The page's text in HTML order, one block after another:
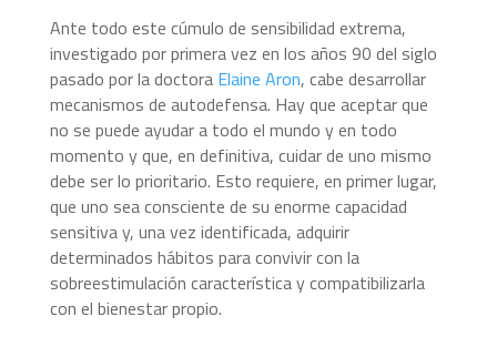
Ante todo este cúmulo de sensibilidad extrema,
investigado por primera vez en los años 90 del siglo
pasado por la doctora Elaine Aron, cabe desarrollar
mecanismos de autodefensa. Hay que aceptar que
no se puede ayudar a todo el mundo y en todo
momento y que, en definitiva, cuidar de uno mismo
debe ser lo prioritario. Esto requiere, en primer lugar,
que uno sea consciente de su enorme capacidad
sensitiva y, una vez identificada, adquirir
determinados hábitos para convivir con la
sobreestimulación característica y compatibilizarla
con el bienestar propio.